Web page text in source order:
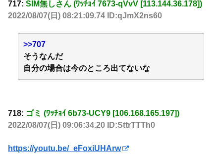
717: SIM無しさん (ﾜｯﾁｮｲ 7673-qVvV [113.144.36.178])
2022/08/07(日) 08:21:09.74 ID:qJmX2ns60
>>707
そうなんだ
自分の場合は今のところ出てないな
718: ゴミ (ﾜｯﾁｮｲ 6b73-UCY9 [106.168.165.197])
2022/08/07(日) 09:06:34.20 ID:SttrTTTh0
https://youtu.be/_eFoxiUHArw